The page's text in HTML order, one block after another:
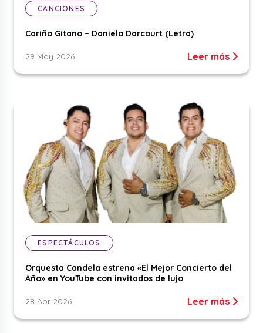
CANCIONES
Cariño Gitano – Daniela Darcourt (Letra)
29 May 2026 Leer más
ESPECTÁCULOS
Orquesta Candela estrena «El Mejor Concierto del
Año» en YouTube con invitados de lujo
28 Abr 2026 Leer más